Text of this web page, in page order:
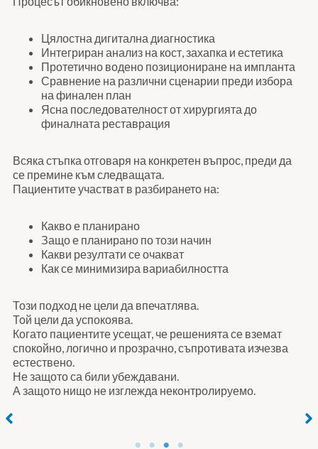
Цялостна дигитална диагностика
Интегриран анализ на кост, захапка и естетика
Протетично водено позициониране на импланта
Сравнение на различни сценарии преди избора
на финален план
Ясна последователност от хирургията до
финалната реставрация
Всяка стъпка отговаря на конкретен въпрос, преди да
се премине към следващата.
Пациентите участват в разбирането на:
Какво е планирано
Защо е планирано по този начин
Какви резултати се очакват
Как се минимизира вариабилността
Този подход не цели да впечатлява.
Той цели да успокоява.
Когато пациентите усещат, че решенията се вземат
спокойно, логично и прозрачно, съпротивата изчезва
естествено.
Не защото са били убеждавани.
А защото нищо не изглежда неконтролируемо.